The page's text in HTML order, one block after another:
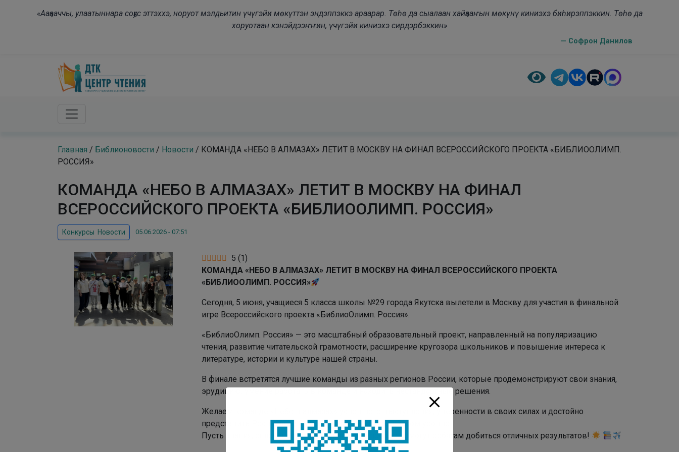
«Ааҕааччы, улаатыннара соҕус эттэххэ, норуот мэлдьитин үчүгэйи мөкүттэн эндэппэккэ араарар. Төһө да сыалаан хайҕааҥын мөкүнү киниэхэ биһирэппэккин. Төһө да
хоруотаан кэнэйдээҥҥин, үчүгэйи киниэхэ сирдэрбэккин»
— Софрон Данилов
Главная / Библионовости / Новости / КОМАНДА «НЕБО В АЛМАЗАХ» ЛЕТИТ В МОСКВУ НА ФИНАЛ ВСЕРОССИЙСКОГО ПРОЕКТА «БИБЛИООЛИМП.
РОССИЯ»
КОМАНДА «НЕБО В АЛМАЗАХ» ЛЕТИТ В МОСКВУ НА ФИНАЛ
ВСЕРОССИЙСКОГО ПРОЕКТА «БИБЛИООЛИМП. РОССИЯ»
Конкурсы Новости 05.06.2026 - 07:51
5 (1)
КОМАНДА «НЕБО В АЛМАЗАХ» ЛЕТИТ В МОСКВУ НА ФИНАЛ ВСЕРОССИЙСКОГО ПРОЕКТА
«БИБЛИООЛИМП. РОССИЯ»
Сегодня, 5 июня, учащиеся 5 класса школы №29 города Якутска вылетели в Москву для участия в финальной
игре Всероссийского проекта «БиблиоОлимп. Россия».
«БиблиоОлимп. Россия» — это масштабный образовательный проект, направленный на популяризацию
чтения, развитие читательской грамотности, расширение кругозора школьников и повышение интереса к
литературе, истории и культуре нашей страны.
В финале встретятся лучшие команды из разных регионов России, которые продемонстрируют свои знания,
эрудицию, умение работать в команде и находить нестандартные решения.
Желаем команде «Небо в алмазах» успешного выступления, уверенности в своих силах и достойно
представить Республику Саха (Якутия) на всероссийском уровне!
Пусть знания, сплочённость и стремление к победе помогут ребятам добиться отличных результатов!